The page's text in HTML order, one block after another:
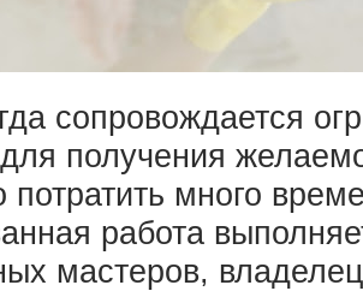
сопровождается
получения
потратить много
работа
мастеров,